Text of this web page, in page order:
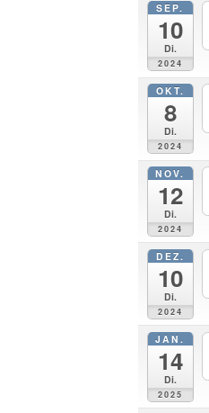
SEP.
10
Di.
2024
OKT.
8
Di.
2024
NOV.
12
Di.
2024
DEZ.
10
Di.
2024
JAN.
14
Di.
2025